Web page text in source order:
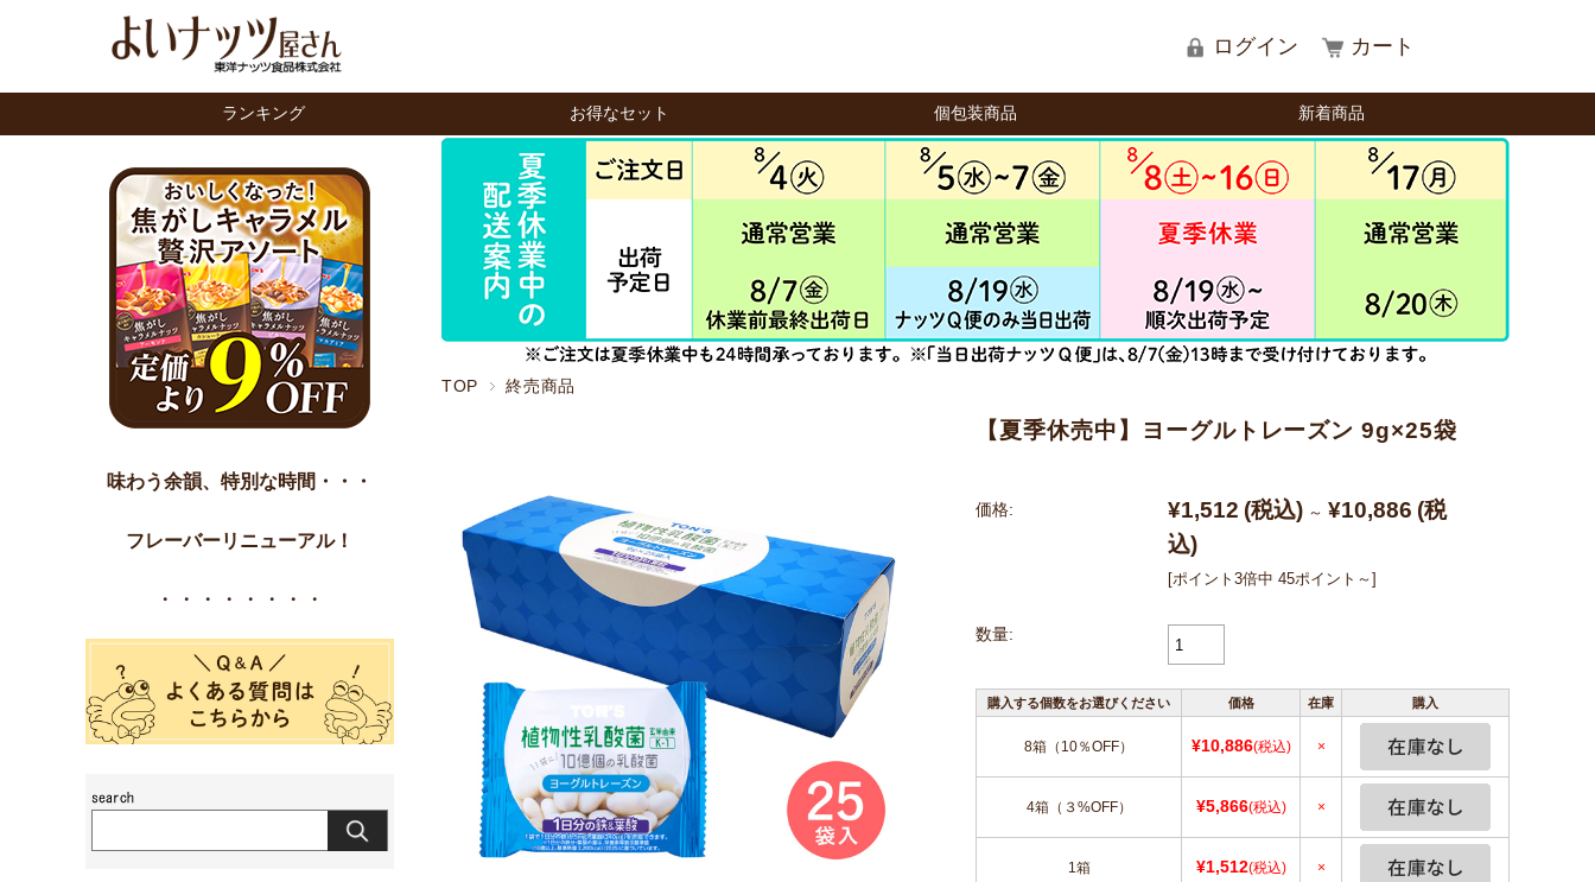
ログイン カート
ランキング お得なセット 個包装商品 新着商品
TOP 終売商品
【夏季休売中】ヨーグルトレーズン 9g×25袋
価格: ¥1,512 (税込) ～ ¥10,886 (税
込)
[ポイント3倍中 45ポイント～]
数量:
購入する個数をお選びください 価格 在庫 購入
8箱（10％OFF） ¥10,886(税込) ×
4箱（３%OFF） ¥5,866(税込) ×
1箱 ¥1,512(税込) ×
味わう余韻、特別な時間・・・
フレーバーリニューアル！
・・・・・・・・